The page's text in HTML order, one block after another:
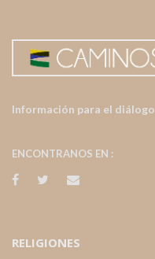
Información para el diálogo
ENCONTRANOS EN :
RELIGIONES